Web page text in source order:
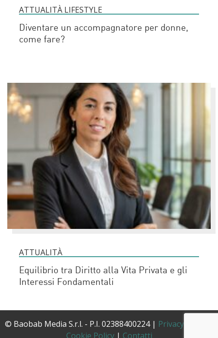
ATTUALITÀ LIFESTYLE
Diventare un accompagnatore per donne,
come fare?
ATTUALITÀ
Equilibrio tra Diritto alla Vita Privata e gli
Interessi Fondamentali
© Baobab Media S.r.l. - P.I. 02388400224 | Privacy Policy
Cookie Policy| Contatti